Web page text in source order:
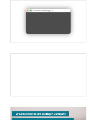
mens-en-maatschappij.nl
Waar komen de afbeeldingen vandaan?